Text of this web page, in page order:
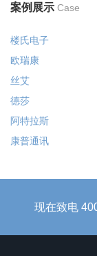
案例展示 Case
楼氏电子
欧瑞康
丝艾
德莎
阿特拉斯
康普通讯
现在致电